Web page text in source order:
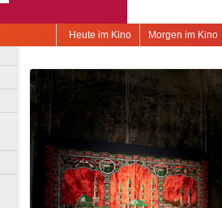
Morgen im Kino
Heute im Kino